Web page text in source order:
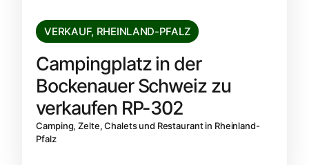
VERKAUF, RHEINLAND-PFALZ
Campingplatz in der
Bockenauer Schweiz zu
verkaufen RP-302
Camping, Zelte, Chalets und Restaurant in Rheinland-
Pfalz